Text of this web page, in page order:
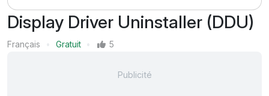
Display Driver Uninstaller (DDU)
Langue
Français
Gratuit
5